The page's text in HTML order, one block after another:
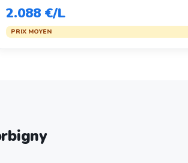
2.088 €/L
PRIX MOYEN